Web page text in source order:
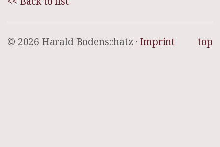
top
© 2026 Harald Bodenschatz · Imprint